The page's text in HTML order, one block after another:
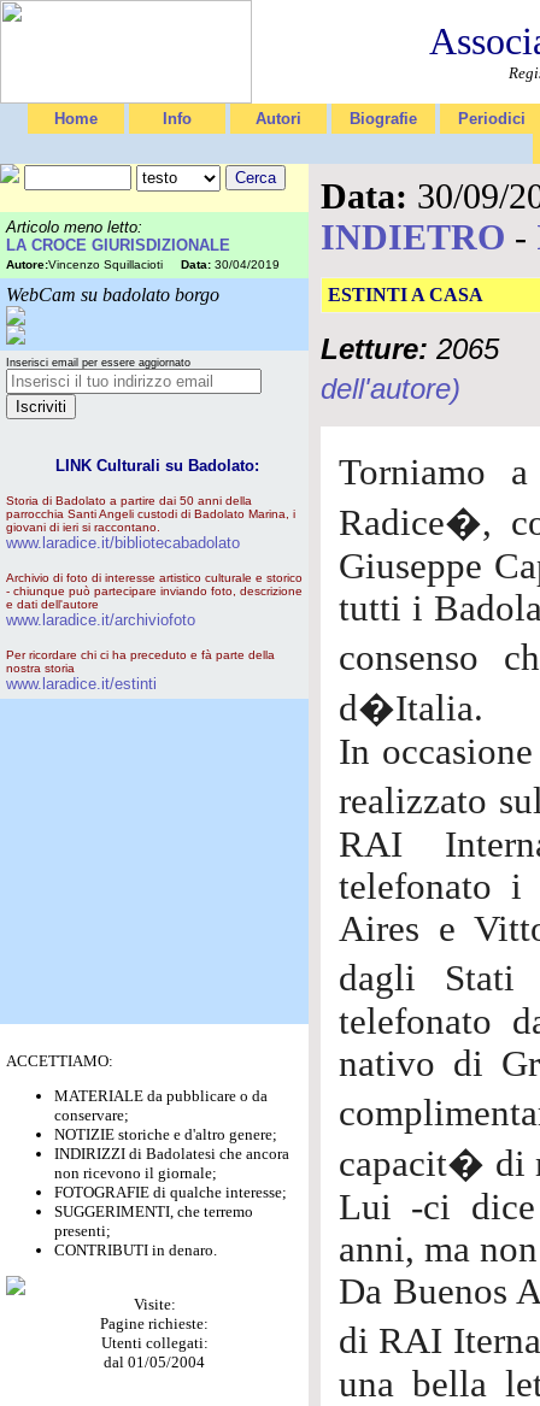
Home Info Autori Biografie Periodici
Articolo meno letto:
LA CROCE GIURISDIZIONALE
Autore:Vincenzo Squillacioti Data: 30/04/2019
WebCam su badolato borgo
Inserisci email per essere aggiornato
LINK Culturali su Badolato:
Storia di Badolato a partire dai 50 anni della
parrocchia Santi Angeli custodi di Badolato Marina, i
giovani di ieri si raccontano.
www.laradice.it/bibliotecabadolato
Archivio di foto di interesse artistico culturale e storico
- chiunque può partecipare inviando foto, descrizione
e dati dell'autore
www.laradice.it/archiviofoto
Per ricordare chi ci ha preceduto e fà parte della
nostra storia
www.laradice.it/estinti
ACCETTIAMO:
MATERIALE da pubblicare o da
conservare;
NOTIZIE storiche e d'altro genere;
INDIRIZZI di Badolatesi che ancora
non ricevono il giornale;
FOTOGRAFIE di qualche interesse;
SUGGERIMENTI, che terremo
presenti;
CONTRIBUTI in denaro.
Visite:
Pagine richieste:
Utenti collegati:
dal 01/05/2004
Data: 30/09/
INDIETRO -
ESTINTI A CASA
Letture: 2065
dell'autore)
Torniamo
Radice�,
Giuseppe
tutti i
consenso
d�Italia.
In
realizzato
RAI
telefonato i
Aires e
dagli
telefonato
nativo di
capacit� di
Lui -ci dice
anni, ma
Da Buenos
di RAI
una bella